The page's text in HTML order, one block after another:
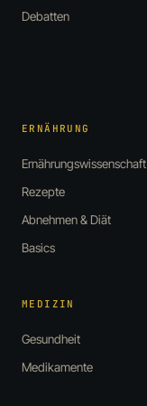
Debatten
ERNÄHRUNG
Ernährungswissenschaft
Rezepte
Abnehmen & Diät
Basics
MEDIZIN
Gesundheit
Medikamente